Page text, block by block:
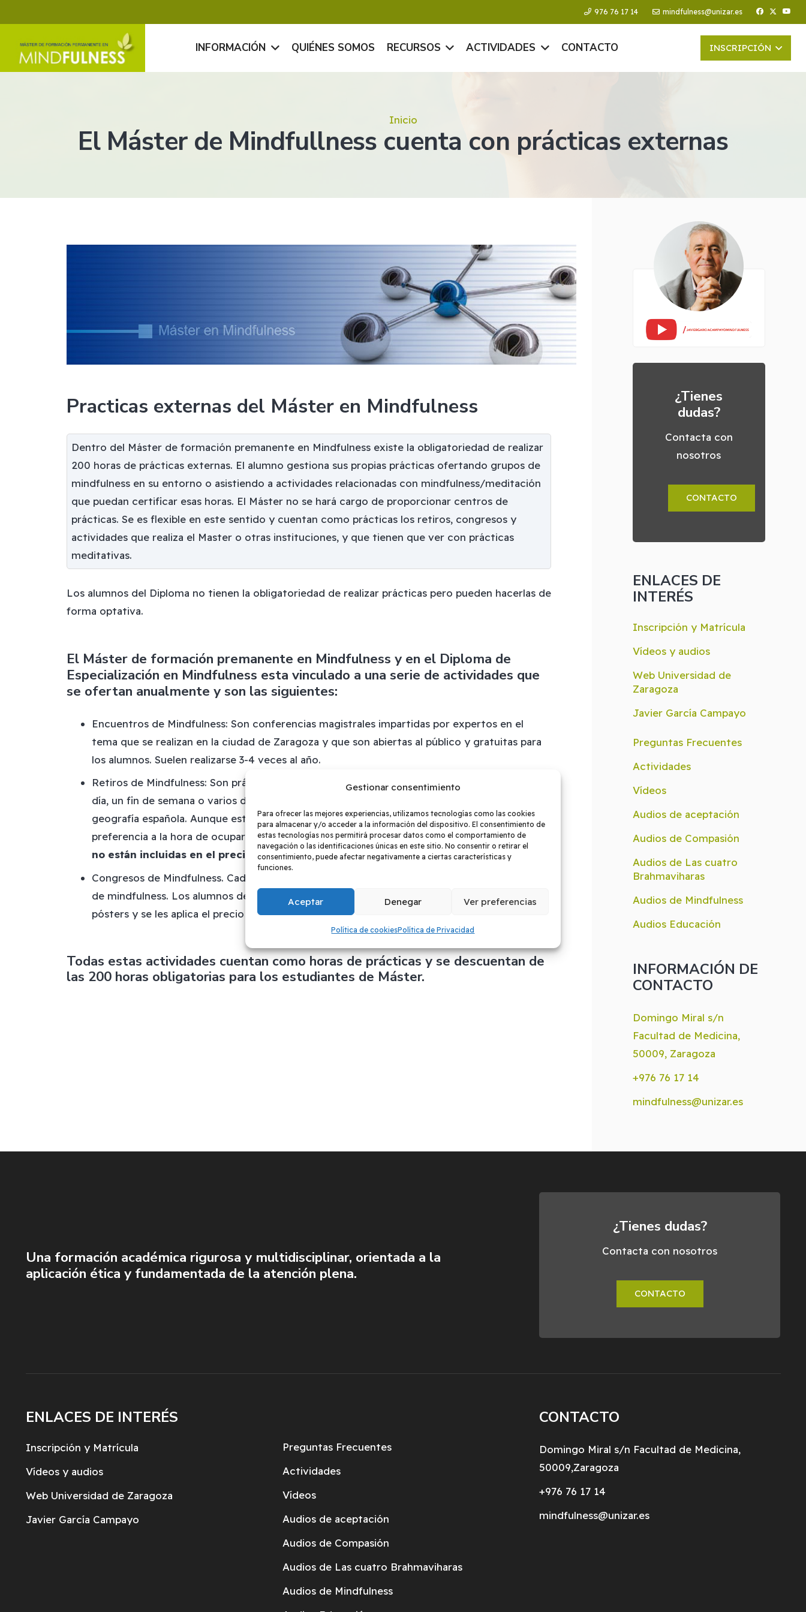
Gestionar consentimiento
Para ofrecer las mejores experiencias, utilizamos tecnologías como las cookies
para almacenar y/o acceder a la información del dispositivo. El consentimiento de
estas tecnologías nos permitirá procesar datos como el comportamiento de
navegación o las identificaciones únicas en este sitio. No consentir o retirar el
consentimiento, puede afectar negativamente a ciertas características y
funciones.
Aceptar Denegar Ver preferencias
Política de cookiesPolítica de Privacidad
976 76 17 14 mindfulness@unizar.es
INFORMACIÓN QUIÉNES SOMOS RECURSOS ACTIVIDADES CONTACTO INSCRIPCIÓN
Inicio
El Máster de Mindfullness cuenta con prácticas externas
Practicas externas del Máster en Mindfulness
Dentro del Máster de formación premanente en Mindfulness existe la obligatoriedad de realizar
200 horas de prácticas externas. El alumno gestiona sus propias prácticas ofertando grupos de
mindfulness en su entorno o asistiendo a actividades relacionadas con mindfulness/meditación
que puedan certificar esas horas. El Máster no se hará cargo de proporcionar centros de
prácticas. Se es flexible en este sentido y cuentan como prácticas los retiros, congresos y
actividades que realiza el Master o otras instituciones, y que tienen que ver con prácticas
meditativas.
Los alumnos del Diploma no tienen la obligatoriedad de realizar prácticas pero pueden hacerlas de
forma optativa.
El Máster de formación premanente en Mindfulness y en el Diploma de
Especialización en Mindfulness esta vinculado a una serie de actividades que
se ofertan anualmente y son las siguientes:
Encuentros de Mindfulness: Son conferencias magistrales impartidas por expertos en el
tema que se realizan en la ciudad de Zaragoza y que son abiertas al público y gratuitas para
los alumnos. Suelen realizarse 3-4 veces al año.
Retiros de Mindfulness: Son prácticas intensivas de mindfulness de diferente duración (un
día, un fin de semana o varios días). Se realizan en monasterios de diferentes lugares de la
geografía española. Aunque están abiertos al público, los alumnos del Máster tienen
preferencia a la hora de ocupar las plazas. El coste de estas actividades, que son optativas,
no están incluidas en el precio del Máster/Diploma.
Congresos de Mindfulness. Cada dos años se celebra en Zaragoza un Congreso Internacional
de mindfulness. Los alumnos del máster están invitados a presentar comunicaciones y
pósters y se les aplica el precio de estudiante.
Todas estas actividades cuentan como horas de prácticas y se descuentan de
las 200 horas obligatorias para los estudiantes de Máster.
¿Tienes
dudas?
Contacta con
nosotros
CONTACTO
ENLACES DE
INTERÉS
Inscripción y Matrícula
Vídeos y audios
Web Universidad de
Zaragoza
Javier García Campayo
Preguntas Frecuentes
Actividades
Vídeos
Audios de aceptación
Audios de Compasión
Audios de Las cuatro
Brahmaviharas
Audios de Mindfulness
Audios Educación
INFORMACIÓN DE
CONTACTO
Domingo Miral s/n
Facultad de Medicina,
50009, Zaragoza
+976 76 17 14
mindfulness@unizar.es
Una formación académica rigurosa y multidisciplinar, orientada a la
aplicación ética y fundamentada de la atención plena.
¿Tienes dudas?
Contacta con nosotros
CONTACTO
ENLACES DE INTERÉS
Inscripción y Matrícula
Vídeos y audios
Web Universidad de Zaragoza
Javier García Campayo
Preguntas Frecuentes
Actividades
Vídeos
Audios de aceptación
Audios de Compasión
Audios de Las cuatro Brahmaviharas
Audios de Mindfulness
CONTACTO
Domingo Miral s/n Facultad de Medicina,
50009,Zaragoza
+976 76 17 14
mindfulness@unizar.es